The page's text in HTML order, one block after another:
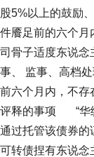
股5%以上的鼓励
件餍足前的六个
司骨子适度东说念
事、 监事、高档
前六个月内，不
评释的事项 “华
通过托管该债券的
可转债捏有东说念